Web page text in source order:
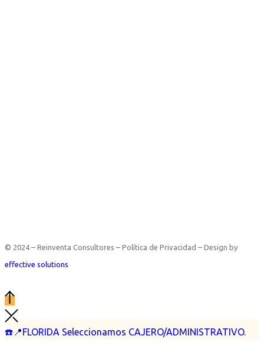
☎️📍FLORIDA Seleccionamos CAJERO/ADMINISTRATIVO.
© 2024 – Reinventa Consultores – Política de Privacidad – Design by
effective solutions